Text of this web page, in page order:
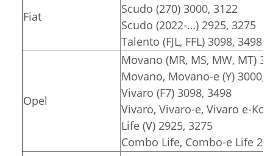
Fiat
Scudo (270) 3000, 3122
Scudo (2022-…) 2925, 3275
Talento (FJL, FFL) 3098, 3498
Opel
Movano (MR, MS, MW, MT)
Movano, Movano-e (Y) 3000,
Vivaro (F7) 3098, 3498
Vivaro, Vivaro-e, Vivaro e-
Life (V) 2925, 3275
Combo Life, Combo-e Life